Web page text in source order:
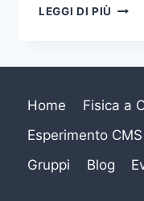
LEGGI DI PIÙ
Home
Fisica a
Esperimento
Gruppi
Blog